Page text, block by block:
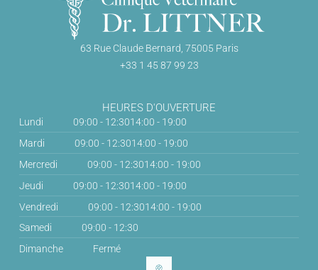
63 Rue Claude Bernard, 75005 Paris
+33 1 45 87 99 23
HEURES D'OUVERTURE
Lundi 09:00 - 12:3014:00 - 19:00
Mardi
09:00 - 12:3014:00 - 19:00
Mercredi
09:00 - 12:3014:00 - 19:00
Jeudi
09:00 - 12:3014:00 - 19:00
Vendredi
09:00 - 12:3014:00 - 19:00
Samedi
09:00 - 12:30
Dimanche
Fermé